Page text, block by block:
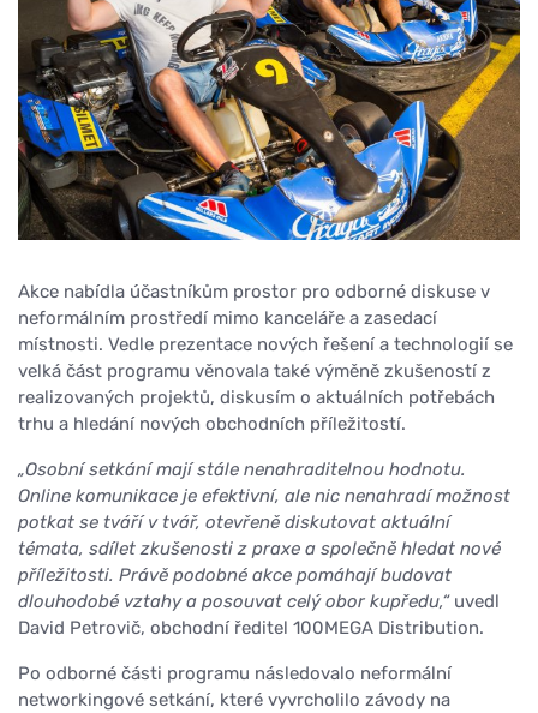
Akce nabídla účastníkům prostor pro odborné diskuse v
neformálním prostředí mimo kanceláře a zasedací
místnosti. Vedle prezentace nových řešení a technologií se
velká část programu věnovala také výměně zkušeností z
realizovaných projektů, diskusím o aktuálních potřebách
trhu a hledání nových obchodních příležitostí.
„Osobní setkání mají stále nenahraditelnou hodnotu.
Online komunikace je efektivní, ale nic nenahradí možnost
potkat se tváří v tvář, otevřeně diskutovat aktuální
témata, sdílet zkušenosti z praxe a společně hledat nové
příležitosti. Právě podobné akce pomáhají budovat
dlouhodobé vztahy a posouvat celý obor kupředu,“uvedl
David Petrovič, obchodní ředitel 100MEGA Distribution.
Po odborné části programu následovalo neformální
networkingové setkání, které vyvrcholilo závody na